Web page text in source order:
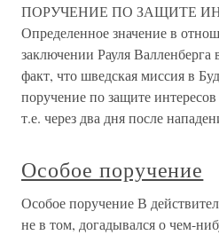
ПОРУЧЕНИЕ ПО ЗАЩИТЕ
Определенное значение в
заключении Рауля
факт, что шведская миссия в
поручение по защите
т.е. через два дня после
Особое поручение
Особое поручение В
не в том, догадывался о чем-